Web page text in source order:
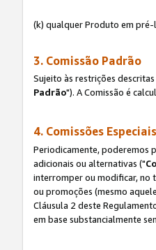
(k) qualquer Produto em
3. Comissão Padrão
Sujeito às restrições
Padrão"). A Comissão é
4. Comissões
Periodicamente, poderemos
adicionais ou alternativas ("
interromper ou modificar, no
ou promoções (mesmo
Cláusula 2 deste
em base substancialmente